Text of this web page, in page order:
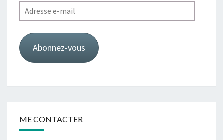
Adresse
e-
mail
Abonnez-vous
ME CONTACTER